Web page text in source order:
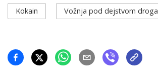
Kokain Vožnja pod dejstvom droga